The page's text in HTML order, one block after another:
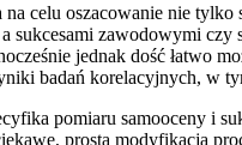
celu oszacowanie nie
sukcesami zawodowymi
jednak dość łatwo
badań korelacyjnych, w
pomiaru samooceny i
prosta modyfikacja